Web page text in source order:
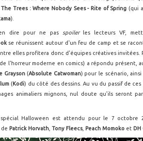
Trees : Where Nobody Sees - Rite of Spring (qui
).
dire pour ne pas spoiler
les lecteurs VF,
se réunissent autour d'un feu de camp et se
elles profitera donc d'équipes créatives invitées.
l'horreur moderne en comics) a répondu présent,
Grayson (Absolute Catwoman) pour le scénario, ainsi
(Kodi) du côté des dessins. Au vu du passif de
animaliers mignons, nul doute qu'ils seront
spécial Halloween est attendu pour le 7 octobre
Patrick Horvath Tony Fleecs, Peach Momoko et DH